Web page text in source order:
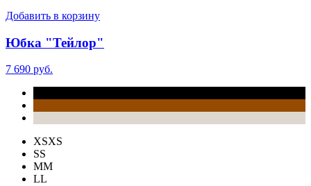
Добавить в корзину
Юбка "Тейлор"
7 690 руб.
XSXS
SS
MM
LL